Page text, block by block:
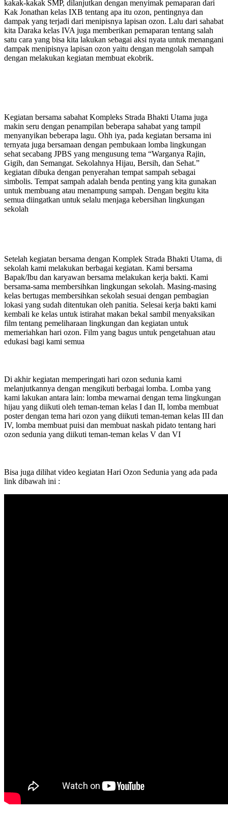
kakak-kakak SMP, dilanjutkan dengan menyimak pemaparan dari
Kak Jonathan kelas IXB tentang apa itu ozon, pentingnya dan
dampak yang terjadi dari menipisnya lapisan ozon. Lalu dari sahabat
kita Daraka kelas IVA juga memberikan pemaparan tentang salah
satu cara yang bisa kita lakukan sebagai aksi nyata untuk menangani
dampak menipisnya lapisan ozon yaitu dengan mengolah sampah
dengan melakukan kegiatan membuat ekobrik.
Kegiatan bersama sabahat Kompleks Strada Bhakti Utama juga
makin seru dengan penampilan beberapa sahabat yang tampil
menyanyikan beberapa lagu. Ohh iya, pada kegiatan bersama ini
ternyata juga bersamaan dengan pembukaan lomba lingkungan
sehat secabang JPBS yang mengusung tema “Warganya Rajin,
Gigih, dan Semangat. Sekolahnya Hijau, Bersih, dan Sehat.”
kegiatan dibuka dengan penyerahan tempat sampah sebagai
simbolis. Tempat sampah adalah benda penting yang kita gunakan
untuk membuang atau menampung sampah. Dengan begitu kita
semua diingatkan untuk selalu menjaga kebersihan lingkungan
sekolah
Setelah kegiatan bersama dengan Komplek Strada Bhakti Utama, di
sekolah kami melakukan berbagai kegiatan. Kami bersama
Bapak/Ibu dan karyawan bersama melakukan kerja bakti. Kami
bersama-sama membersihkan lingkungan sekolah. Masing-masing
kelas bertugas membersihkan sekolah sesuai dengan pembagian
lokasi yang sudah ditentukan oleh panitia. Selesai kerja bakti kami
kembali ke kelas untuk istirahat makan bekal sambil menyaksikan
film tentang pemeliharaan lingkungan dan kegiatan untuk
memeriahkan hari ozon. Film yang bagus untuk pengetahuan atau
edukasi bagi kami semua
Di akhir kegiatan memperingati hari ozon sedunia kami
melanjutkannya dengan mengikuti berbagai lomba. Lomba yang
kami lakukan antara lain: lomba mewarnai dengan tema lingkungan
hijau yang diikuti oleh teman-teman kelas I dan II, lomba membuat
poster dengan tema hari ozon yang diikuti teman-teman kelas III dan
IV, lomba membuat puisi dan membuat naskah pidato tentang hari
ozon sedunia yang diikuti teman-teman kelas V dan VI
Bisa juga dilihat video kegiatan Hari Ozon Sedunia yang ada pada
link dibawah ini :